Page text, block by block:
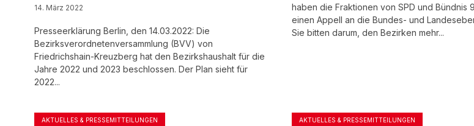
14. März 2022
Presseerklärung Berlin, den 14.03.2022: Die
Bezirksverordnetenversammlung (BVV) von
Friedrichshain-Kreuzberg hat den Bezirkshaushalt für die
Jahre 2022 und 2023 beschlossen. Der Plan sieht für
2022...
haben die Fraktionen von SPD und Bündnis
einen Appell an die Bundes- und
Sie bitten darum, den Bezirken mehr...
AKTUELLES & PRESSEMITTEILUNGEN AKTUELLES & PRESSEMITTEILUNGEN